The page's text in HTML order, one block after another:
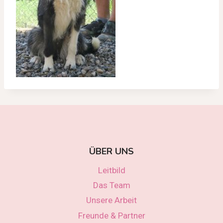
ÜBER UNS
Leitbild
Das Team
Unsere Arbeit
Freunde & Partner